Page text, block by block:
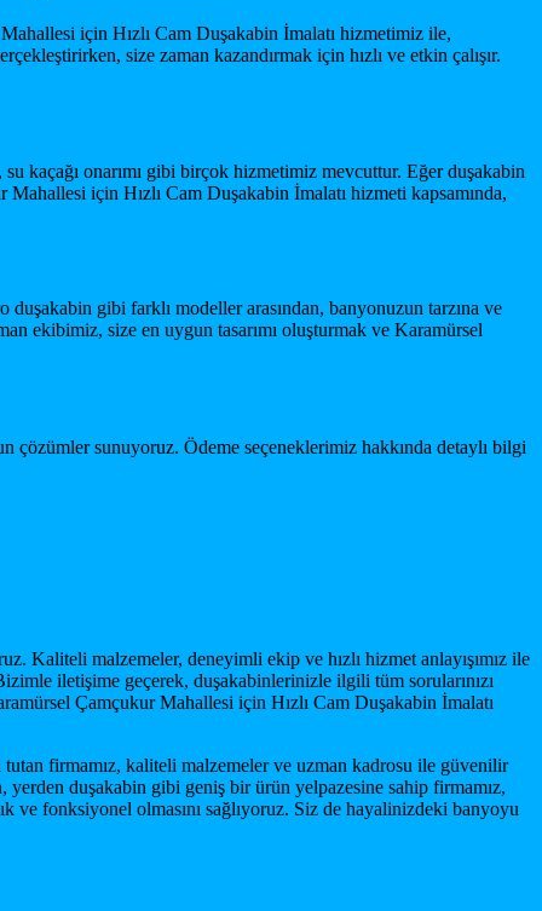
için Hızlı Cam Duşakabin İmalatı hizmetimiz ile,
size zaman kazandırmak için hızlı ve etkin çalışır.
kaçağı onarımı gibi birçok hizmetimiz mevcuttur. Eğer duşakabin
Mahallesi için Hızlı Cam Duşakabin İmalatı hizmeti kapsamında,
gibi farklı modeller arasından, banyonuzun tarzına ve
ekibimiz, size en uygun tasarımı oluşturmak ve Karamürsel
sunuyoruz. Ödeme seçeneklerimiz hakkında detaylı bilgi
Kaliteli malzemeler, deneyimli ekip ve hızlı hizmet anlayışımız ile
iletişime geçerek, duşakabinlerinizle ilgili tüm sorularınızı
Çamçukur Mahallesi için Hızlı Cam Duşakabin İmalatı
firmamız, kaliteli malzemeler ve uzman kadrosu ile güvenilir
yerden duşakabin gibi geniş bir ürün yelpazesine sahip firmamız,
ve fonksiyonel olmasını sağlıyoruz. Siz de hayalinizdeki banyoyu